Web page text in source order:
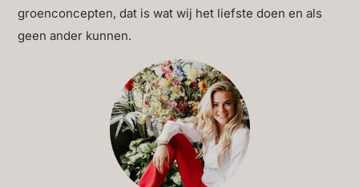
groenconcepten, dat is wat wij het liefste doen en als
geen ander kunnen.